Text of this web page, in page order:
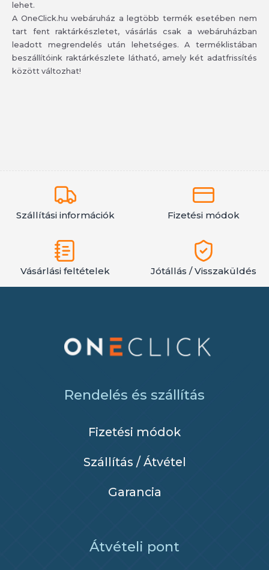
lehet.
A OneClick.hu webáruház a legtöbb termék esetében nem
tart fent raktárkészletet, vásárlás csak a webáruházban
leadott megrendelés után lehetséges. A terméklistában
beszállítóink raktárkészlete látható, amely két adatfrissítés
között változhat!
Szállítási információk Fizetési módok
Vásárlási feltételek Jótállás / Visszaküldés
Rendelés és szállítás
Fizetési módok
Szállítás / Átvétel
Garancia
Átvételi pont